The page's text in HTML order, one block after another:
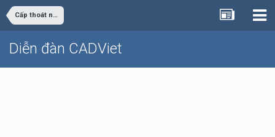
Cấp thoát nước
Diễn đàn CADViet